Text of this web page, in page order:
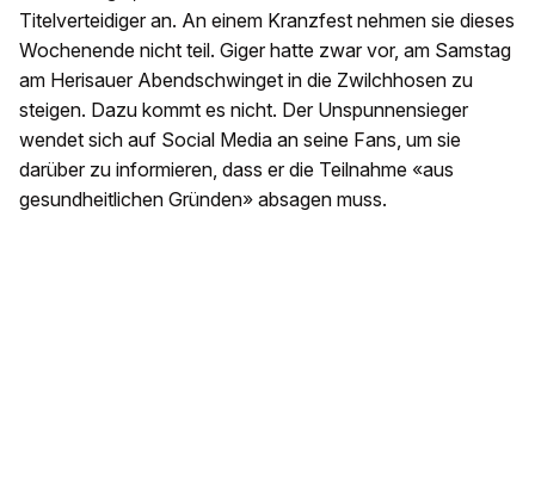
Titelverteidiger an. An einem Kranzfest nehmen sie dieses
Wochenende nicht teil. Giger hatte zwar vor, am Samstag
am Herisauer Abendschwinget in die Zwilchhosen zu
steigen. Dazu kommt es nicht. Der Unspunnensieger
wendet sich auf Social Media an seine Fans, um sie
darüber zu informieren, dass er die Teilnahme «aus
gesundheitlichen Gründen» absagen muss.